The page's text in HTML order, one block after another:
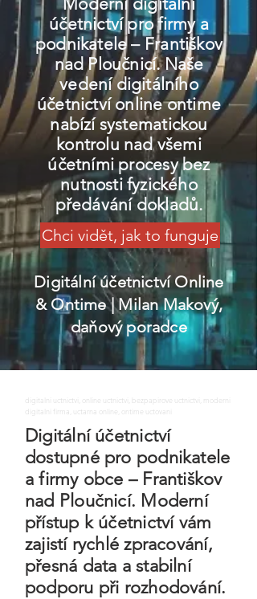
účetnictví pro firmy a
podnikatele – Františkov
nad Ploučnicí. Naše
vedení digitálního
účetnictví online ontime
nabízí systematickou
kontrolu nad všemi
účetními procesy bez
nutnosti fyzického
předávání dokladů.
Chci vidět, jak to funguje
Digitální účetnictví Online
& Ontime| Milan Makový,
daňový poradce
digitalni uctnictvi, online uctnictvi, bezpapirove uctnictvi, moderni
digitalni firma, uctarna online, ontime uctovani
Digitální účetnictví
dostupné pro podnikatele
a firmy obce – Františkov
nad Ploučnicí. Moderní
přístup k účetnictví vám
zajistí rychlé zpracování,
přesná data a stabilní
podporu při rozhodování.